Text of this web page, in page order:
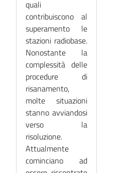
quali
contribuiscono al
superamento le
stazioni radiobase.
Nonostante la
complessità delle
procedure di
risanamento,
molte situazioni
stanno avviandosi
verso la
risoluzione.
Attualmente
cominciano ad